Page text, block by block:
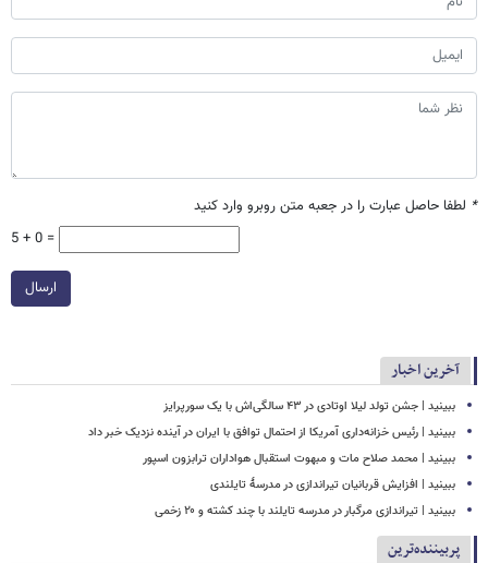
* لطفا حاصل عبارت را در جعبه متن روبرو وارد کنید
5 + 0 =
ارسال
آخرین اخبار
ببینید | جشن تولد لیلا اوتادی در ۴۳ سالگی‌اش با یک سورپرایز
ببینید | رئیس خزانه‌داری آمریکا از احتمال توافق با ایران در آینده نزدیک خبر داد
ببینید | محمد صلاح مات و مبهوت استقبال هواداران ترابزون اسپور
ببینید | افزایش قربانیان تیراندازی در مدرسۀ تایلندی
ببینید | تیراندازی مرگبار در مدرسه‌ تایلند با چند کشته و ۲۰ زخمی
پربیننده‌ترین